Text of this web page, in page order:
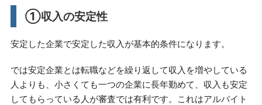
①収入の安定性
安定した企業で安定した収入が基本的条件になります。
では安定企業とは転職などを繰り返して収入を増やしている
人よりも、小さくても一つの企業に長年勤めて、収入も安定
してもらっている人が審査では有利です。これはアルバイト